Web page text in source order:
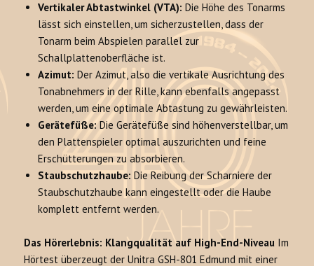
Vertikaler Abtastwinkel (VTA): Die Höhe des Tonarms
lässt sich einstellen, um sicherzustellen, dass der
Tonarm beim Abspielen parallel zur
Schallplattenoberfläche ist.
Azimut: Der Azimut, also die vertikale Ausrichtung des
Tonabnehmers in der Rille, kann ebenfalls angepasst
werden, um eine optimale Abtastung zu gewährleisten.
Gerätefüße:Die Gerätefüße sind höhenverstellbar, um
den Plattenspieler optimal auszurichten und feine
Erschütterungen zu absorbieren.
Staubschutzhaube: Die Reibung der Scharniere der
Staubschutzhaube kann eingestellt oder die Haube
komplett entfernt werden.
Das Hörerlebnis: Klangqualität auf High-End-Niveau Im
Hörtest überzeugt der Unitra GSH-801 Edmund mit einer